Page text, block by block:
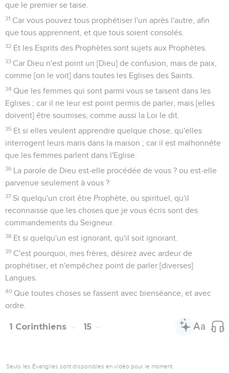
que le premier se taise.
31 Car vous pouvez tous prophétiser l'un après l'autre, afin
que tous apprennent, et que tous soient consolés.
32 Et les Esprits des Prophètes sont sujets aux Prophètes.
33 Car Dieu n'est point un [Dieu] de confusion, mais de paix,
comme [on le voit] dans toutes les Eglises des Saints.
34 Que les femmes qui sont parmi vous se taisent dans les
Eglises ; car il ne leur est point permis de parler, mais [elles
doivent] être soumises, comme aussi la Loi le dit.
35 Et si elles veulent apprendre quelque chose, qu'elles
interrogent leurs maris dans la maison ; car il est malhonnête
que les femmes parlent dans l'Eglise.
36 La parole de Dieu est-elle procédée de vous ? ou est-elle
parvenue seulement à vous ?
37 Si quelqu'un croit être Prophète, ou spirituel, qu'il
reconnaisse que les choses que je vous écris sont des
commandements du Seigneur.
38 Et si quelqu'un est ignorant, qu'il soit ignorant.
39 C'est pourquoi, mes frères, désirez avec ardeur de
prophétiser, et n'empêchez point de parler [diverses]
Langues.
40 Que toutes choses se fassent avec bienséance, et avec
ordre.
1 Corinthiens 15
Seuls les Évangiles sont disponibles en vidéo pour le moment.